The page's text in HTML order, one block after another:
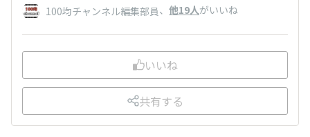
100均チャンネル編集部員、 他19人がいいね
いいね
共有する